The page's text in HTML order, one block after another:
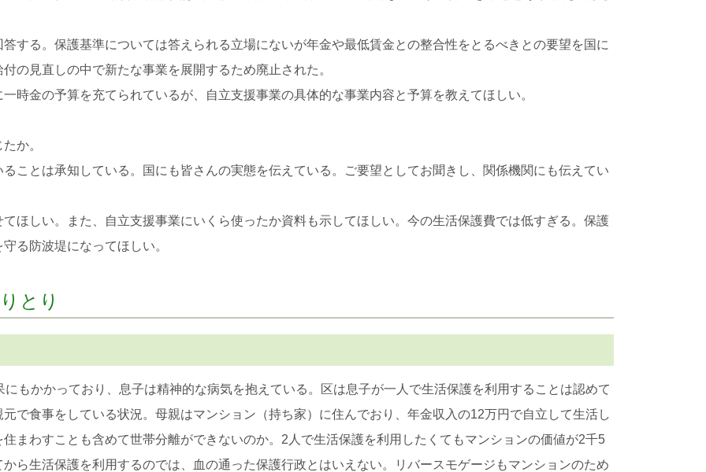
する。保護基準については答えられる立場にないが年金や最低賃金との整合性をとるべきとの要望を国に
の見直しの中で新たな事業を展開するため廃止された。
時金の予算を充てられているが、自立支援事業の具体的な事業内容と予算を教えてほしい。
か。
ことは承知している。国にも皆さんの実態を伝えている。ご要望としてお聞きし、関係機関にも伝えてい
ほしい。また、自立支援事業にいくら使ったか資料も示してほしい。今の生活保護費では低すぎる。保護
る防波堤になってほしい。
とり
かかっており、息子は精神的な病気を抱えている。区は息子が一人で生活保護を利用することは認めて
で食事をしている状況。母親はマンション（持ち家）に住んでおり、年金収入の12万円で自立して生活し
まわすことも含めて世帯分離ができないのか。2人で生活保護を利用したくてもマンションの価値が2千5
ら生活保護を利用するのでは、血の通った保護行政とはいえない。リバースモゲージもマンションのため